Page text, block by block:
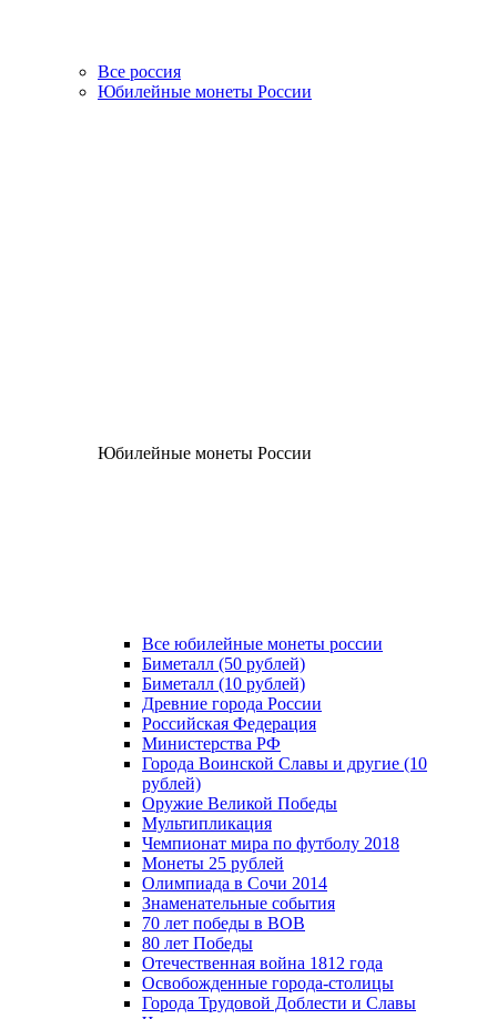
Все россия
Юбилейные монеты России
Юбилейные монеты России
Все юбилейные монеты россии
Биметалл (50 рублей)
Биметалл (10 рублей)
Древние города России
Российская Федерация
Министерства РФ
Города Воинской Славы и другие (10
рублей)
Оружие Великой Победы
Мультипликация
Чемпионат мира по футболу 2018
Монеты 25 рублей
Олимпиада в Сочи 2014
Знаменательные события
70 лет победы в ВОВ
80 лет Победы
Отечественная война 1812 года
Освобожденные города-столицы
Города Трудовой Доблести и Славы